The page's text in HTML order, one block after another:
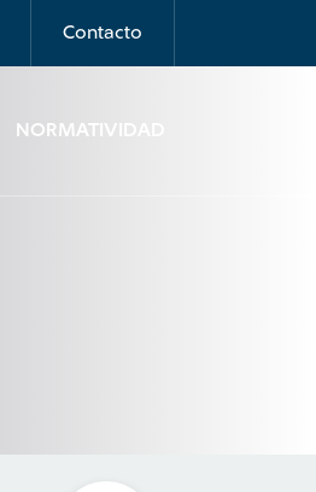
Contacto
NORMATIVIDAD